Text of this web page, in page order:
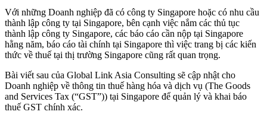
Với những Doanh nghiệp đã có công ty Singapore hoặc có nhu cầu
thành lập công ty tại Singapore, bên cạnh việc nắm các thủ tục
thành lập công ty Singapore, các báo cáo cần nộp tại Singapore
hằng năm, báo cáo tài chính tại Singapore thì việc trang bị các kiến
thức về thuế tại thị trường Singapore cũng rất quan trọng.
Bài viết sau của Global Link Asia Consulting sẽ cập nhật cho
Doanh nghiệp về thông tin thuế hàng hóa và dịch vụ (The Goods
and Services Tax (“GST”)) tại Singapore để quản lý và khai báo
thuế GST chính xác.